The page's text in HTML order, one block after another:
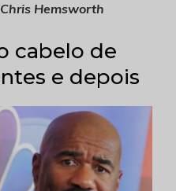
Hemsworth
cabelo de
e depois